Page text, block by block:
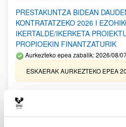
PRESTAKUNTZA BIDEAN
KONTRATATZEKO 2026 I
IKERTALDE/IKERKETA
PROPIOEKIN FINANTZATURIK
Aurkezteko epea zabalik: 2026/08/
ESKAERAK AURKEZTEKO EPEA
erosi eta berritzeko laguntzak 2026
Izapide irekia